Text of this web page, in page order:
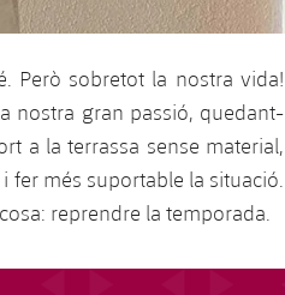
Però sobretot la nostra vida!
nostra gran passió, quedant-
a la terrassa sense material,
fer més suportable la situació.
reprendre la temporada.